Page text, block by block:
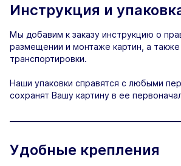
Инструкция и
Мы добавим к заказу инструкцию о
размещении и монтаже картин, а
транспортировки.
Наши упаковки справятся с любыми
сохранят Вашу картину в ее
Удобные крепления